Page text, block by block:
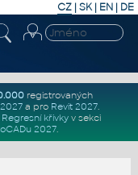
CZ | SK| EN | DE
registrovaných
a pro Revit 2027.
Regresní křivkyv sekci
2027.